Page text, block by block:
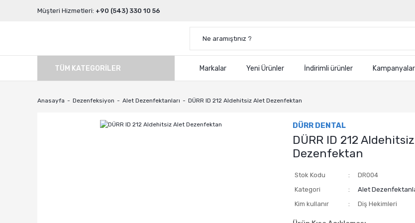
Müşteri Hizmetleri: +90 (543) 330 10 56
TÜM KATEGORILER Markalar Yeni Ürünler İndirimli ürünler Kampanyalar
Anasayfa Dezenfeksiyon Alet Dezenfektanları DÜRR ID 212 Aldehitsiz Alet Dezenfektan
DÜRR DENTAL
DÜRR ID 212
Dezenfektan
Stok Kodu
DR004
Kategori
Alet
Kim kullanır
Diş Hekimleri